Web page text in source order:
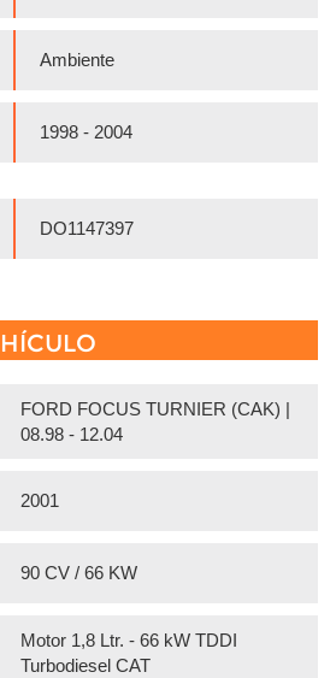
Ambiente
1998 - 2004
DO1147397
FORD FOCUS TURNIER (CAK) |
08.98 - 12.04
2001
90 CV / 66 KW
Motor 1,8 Ltr. - 66 kW TDDI
Turbodiesel CAT